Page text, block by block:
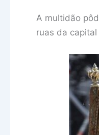
A multidão
ruas da